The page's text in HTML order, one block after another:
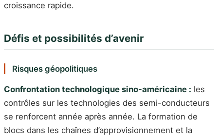
croissance rapide.
Défis et possibilités d’avenir
Risques géopolitiques
Confrontation technologique sino-américaine : les
contrôles sur les technologies des semi-conducteurs
se renforcent année après année. La formation de
blocs dans les chaînes d’approvisionnement et la